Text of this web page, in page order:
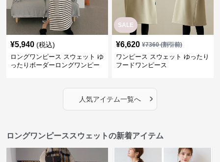
¥5,940 (税込)
ロングワンピース スウェット ゆ
ったりボーダーロングワンピー
SALE
¥6,620 ¥7360(割引前)
ワンピース スウェット ゆったり
フードワンピース
人気アイテム一覧へ ›
ロングワンピーススウェットの新着アイテム